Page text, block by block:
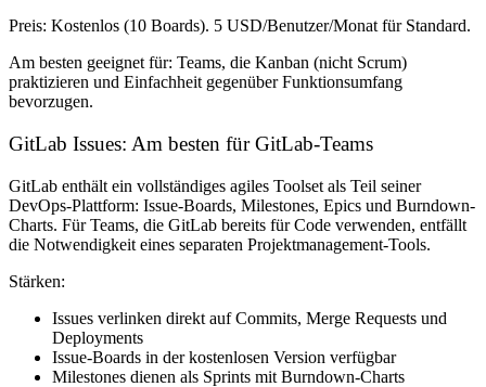
Preis: Kostenlos (10 Boards). 5 USD/Benutzer/Monat für Standard.
Am besten geeignet für: Teams, die Kanban (nicht Scrum)
praktizieren und Einfachheit gegenüber Funktionsumfang
bevorzugen.
GitLab Issues: Am besten für GitLab-Teams
GitLab enthält ein vollständiges agiles Toolset als Teil seiner
DevOps-Plattform: Issue-Boards, Milestones, Epics und Burndown-
Charts. Für Teams, die GitLab bereits für Code verwenden, entfällt
die Notwendigkeit eines separaten Projektmanagement-Tools.
Stärken:
Issues verlinken direkt auf Commits, Merge Requests und
Deployments
Issue-Boards in der kostenlosen Version verfügbar
Milestones dienen als Sprints mit Burndown-Charts